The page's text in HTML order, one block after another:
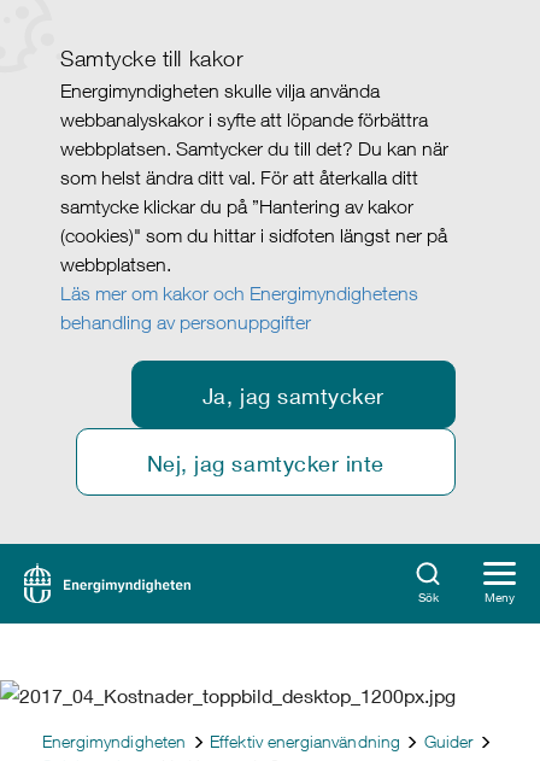
Samtycke till kakor
Energimyndigheten skulle vilja använda
webbanalyskakor i syfte att löpande förbättra
webbplatsen. Samtycker du till det? Du kan när
som helst ändra ditt val. För att återkalla ditt
samtycke klickar du på ”Hantering av kakor
(cookies)" som du hittar i sidfoten längst ner på
webbplatsen.
Läs mer om kakor och Energimyndighetens
behandling av personuppgifter
Ja, jag samtycker
Nej, jag samtycker inte
Sök Meny
Energimyndigheten Effektiv energianvändning
Guider